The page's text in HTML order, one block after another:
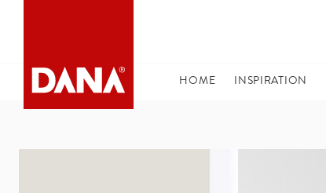
HOME (CURRENT)
INSPIRATION